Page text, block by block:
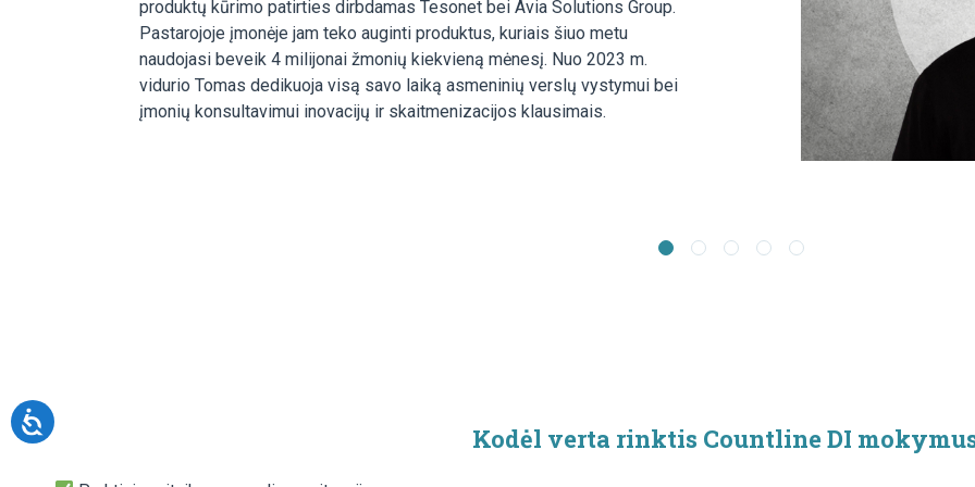
produktų kūrimo patirties dirbdamas Tesonet bei Avia Solutions Group.
Pastarojoje įmonėje jam teko auginti produktus, kuriais šiuo metu
naudojasi beveik 4 milijonai žmonių kiekvieną mėnesį. Nuo 2023 m.
vidurio Tomas dedikuoja visą savo laiką asmeninių verslų vystymui bei
įmonių konsultavimui inovacijų ir skaitmenizacijos klausimais.
Kodėl verta rinktis Countline DI